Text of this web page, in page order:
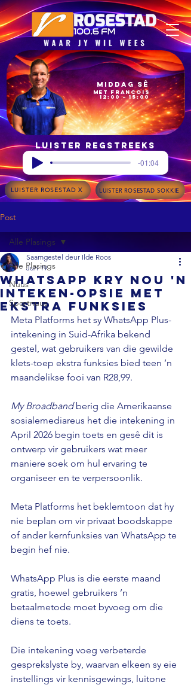
12:00 – 15:00
met Francois
Middag Sê
Luister regstreeks
-01:04
LUISTER ROSESTAD X LUISTER ROSESTAD SOKKIE
Post
Alle Plasings
Nuus
Sportnuus
Alle Plasings
WhatsApp kry nou 'n
inteken-opsie met
ekstra funksies
Saamgestel deur Ilde Roos
Jun 19
Meta Platforms het sy WhatsApp Plus-
intekening in Suid-Afrika bekend
gestel, wat gebruikers van die gewilde
klets-toep ekstra funksies bied teen ’n
maandelikse fooi van R28,99.
My Broadband berig die Amerikaanse
sosialemediareus het die intekening in
April 2026 begin toets en gesê dit is
ontwerp vir gebruikers wat meer
maniere soek om hul ervaring te
organiseer en te verpersoonlik.
Meta Platforms het beklemtoon dat hy
nie beplan om vir privaat boodskappe
of ander kernfunksies van WhatsApp te
begin hef nie.
WhatsApp Plus is die eerste maand
gratis, hoewel gebruikers ’n
betaalmetode moet byvoeg om die
diens te toets.
Die intekening voeg verbeterde
gesprekslyste by, waarvan elkeen sy eie
instellings vir kennisgewings, luitone